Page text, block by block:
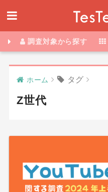
調査対象から探す
ホーム タグ
Z世代